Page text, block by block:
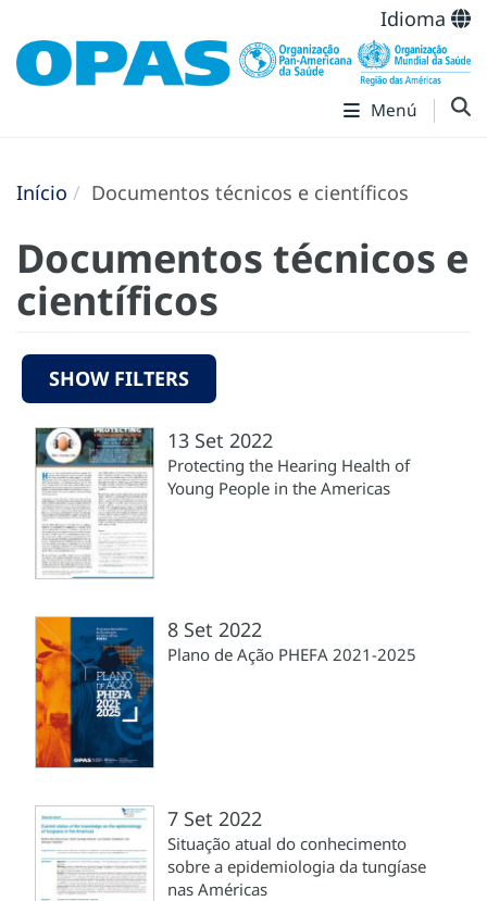
Idioma
Menú
Início Documentos técnicos e científicos
Documentos técnicos e
científicos
SHOW FILTERS
13 Set 2022
Protecting the Hearing Health of
Young People in the Americas
8 Set 2022
Plano de Ação PHEFA 2021-2025
7 Set 2022
Situação atual do conhecimento
sobre a epidemiologia da tungíase
nas Américas